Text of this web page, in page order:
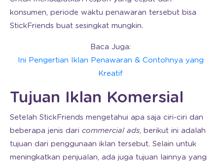
konsumen, periode waktu penawaran tersebut bisa
StickFriends buat sesingkat mungkin.
Baca Juga:
Ini Pengertian Iklan Penawaran & Contohnya yang
Kreatif
Tujuan Iklan Komersial
Setelah StickFriends mengetahui apa saja ciri-ciri dan
beberapa jenis dari commercial ads, berikut ini adalah
tujuan dari penggunaan iklan tersebut. Selain untuk
meningkatkan penjualan, ada juga tujuan lainnya yang